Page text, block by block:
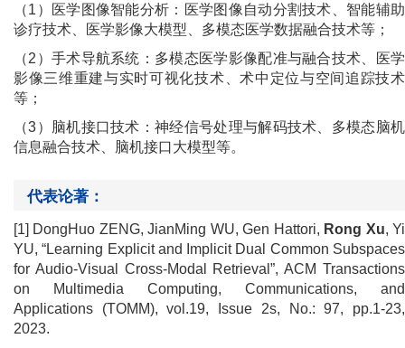
（1）医学图像智能分析：医学图像自动分割技术、智能辅助
诊疗技术、医学影像大模型、多模态医学数据融合技术等；
（2）手术导航系统：多模态医学影像配准与融合技术、医学
影像三维重建与实时可视化技术、术中定位与空间追踪技术
等；
（3）脑机接口技术：神经信号处理与解码技术、多模态脑机
信息融合技术、脑机接口大模型等。
代表论著：
[1] DongHuo ZENG, JianMing WU, Gen Hattori, Rong Xu, Yi
YU, “Learning Explicit and Implicit Dual Common Subspaces
for Audio-Visual Cross-Modal Retrieval”, ACM Transactions
on Multimedia Computing, Communications, and
Applications (TOMM), vol.19, Issue 2s, No.: 97, pp.1-23,
2023.